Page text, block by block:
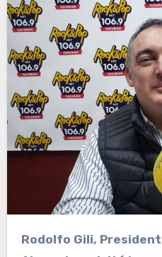
Rodolfo Gili, Presidente del Colegio de